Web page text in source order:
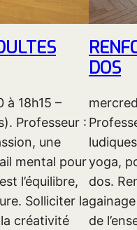
à 18h15 –
Professeur :
une
mental pour
l’équilibre,
Solliciter la
créativité
DOS
yoga,
dos.
de